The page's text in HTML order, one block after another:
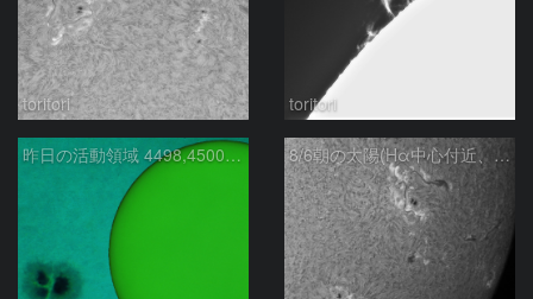
toritori toritori
昨日の活動領域 4498,4500：2026/08/05 8/6朝の太陽(Hα中心付近、4498、4502付近)